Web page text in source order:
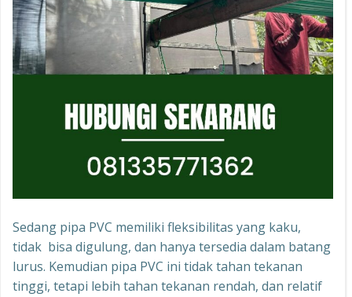
Sedang pipa PVC memiliki fleksibilitas yang kaku,
tidak bisa digulung, dan hanya tersedia dalam batang
lurus. Kemudian pipa PVC ini tidak tahan tekanan
tinggi, tetapi lebih tahan tekanan rendah, dan relatif